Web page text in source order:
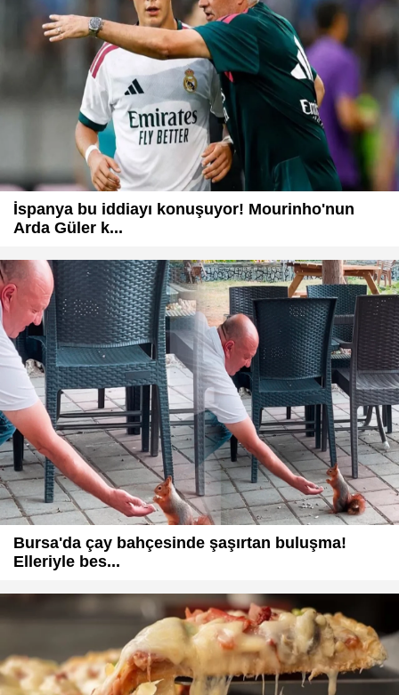
İspanya bu iddiayı konuşuyor! Mourinho'nun
Arda Güler k...
Bursa'da çay bahçesinde şaşırtan buluşma!
Elleriyle bes...